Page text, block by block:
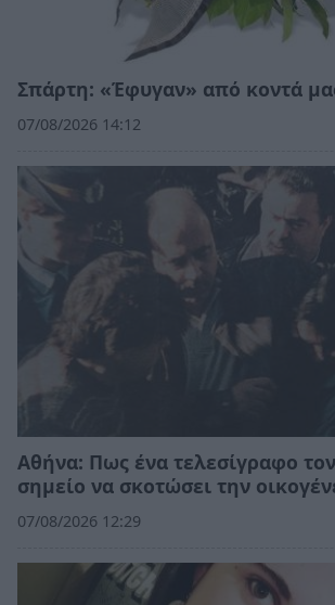
Σπάρτη: «Έφυγαν» από κοντά
07/08/2026 14:12
Αθήνα: Πως ένα τελεσίγραφο
σημείο να σκοτώσει την
07/08/2026 12:29